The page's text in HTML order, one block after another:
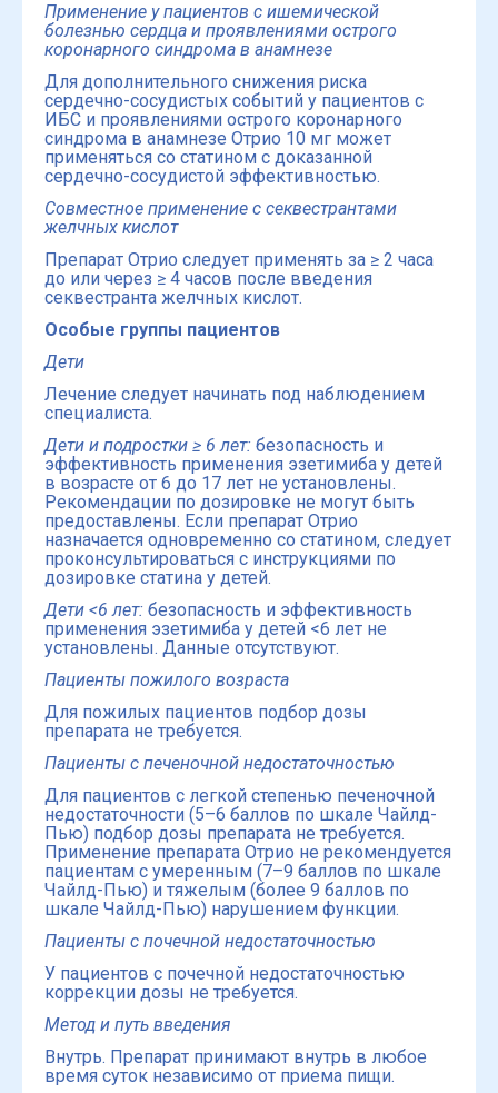
Применение у пациентов с ишемической
болезнью сердца и проявлениями острого
коронарного синдрома в анамнезе
Для дополнительного снижения риска
сердечно-сосудистых событий у пациентов с
ИБС и проявлениями острого коронарного
синдрома в анамнезе Отрио 10 мг может
применяться со статином с доказанной
сердечно-сосудистой эффективностью.
Совместное применение с секвестрантами
желчных кислот
Препарат Отрио следует применять за ≥ 2 часа
до или через ≥ 4 часов после введения
секвестранта желчных кислот.
Особые группы пациентов
Дети
Лечение следует начинать под наблюдением
специалиста.
Дети и подростки ≥ 6 лет: безопасность и
эффективность применения эзетимиба у детей
в возрасте от 6 до 17 лет не установлены.
Рекомендации по дозировке не могут быть
предоставлены. Если препарат Отрио
назначается одновременно со статином, следует
проконсультироваться с инструкциями по
дозировке статина у детей.
Дети <6 лет: безопасность и эффективность
применения эзетимиба у детей <6 лет не
установлены. Данные отсутствуют.
Пациенты пожилого возраста
Для пожилых пациентов подбор дозы
препарата не требуется.
Пациенты с печеночной недостаточностью
Для пациентов с легкой степенью печеночной
недостаточности (5–6 баллов по шкале Чайлд-
Пью) подбор дозы препарата не требуется.
Применение препарата Отрио не рекомендуется
пациентам с умеренным (7–9 баллов по шкале
Чайлд-Пью) и тяжелым (более 9 баллов по
шкале Чайлд-Пью) нарушением функции.
Пациенты с почечной недостаточностью
У пациентов с почечной недостаточностью
коррекции дозы не требуется.
Метод и путь введения
Внутрь. Препарат принимают внутрь в любое
время суток независимо от приема пищи.